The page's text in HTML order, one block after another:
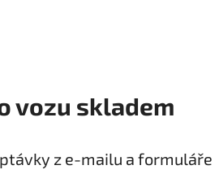
vozu skladem
z e-mailu a formuláře